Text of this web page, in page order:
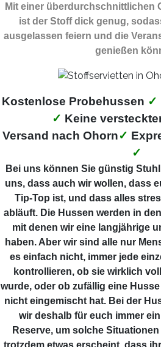
Mit einer überdurchschnittlichen
ist der Stoff dick genug,
ausgelassen feiern und die
genießen
Kostenlose Probehussen ✓
✓ Keine
Versand nach Ohorn✓
✓
Bei uns können Sie günstig
uns, dass auch wir wollen, dass
Tip-Top ist, und dass alles
abläuft. Die Hussen werden in
mit denen wir eine langjährige
haben. Aber wir sind alle nur
es einfach nicht, immer jede
kontrollieren, ob sie wirklich
wurde, oder ob zufällig eine
nicht eingemischt hat. Bei der
wir deshalb für euch immer
Reserve, um solche